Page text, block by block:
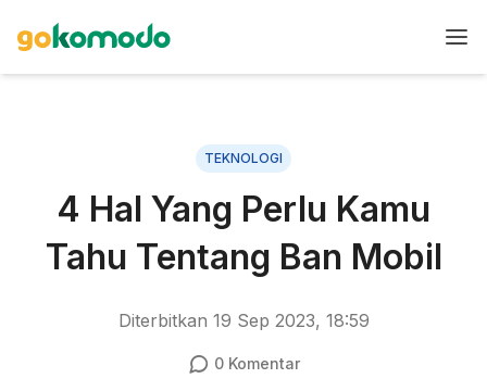
TEKNOLOGI
4 Hal Yang Perlu Kamu
Tahu Tentang Ban Mobil
Diterbitkan 19 Sep 2023, 18:59
0Komentar